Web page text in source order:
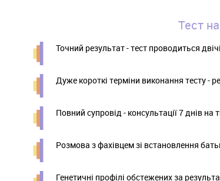
Тест
Точний результат - тест проводиться
Дуже короткі терміни виконання тесту -
Повний супровід - консультації 7 днів
Розмова з фахівцем зі встановлення
Генетичні профілі обстежених за